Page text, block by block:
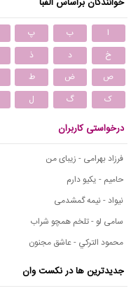
ا ب پ
خ
د ذ
ص
ض ط
ک
گ ل
درخواستی کاربران
فرزاد بهرامی - زیبای من
حامیم - یکیو دارم
نیواد - نیمه گمشدمی
سامی لو - تلخم همچو شراب
محمود التركي - عاشق مجنون
جدیدترین ها در نکست وان